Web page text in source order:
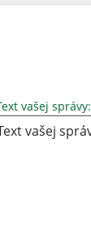
vašej správy: